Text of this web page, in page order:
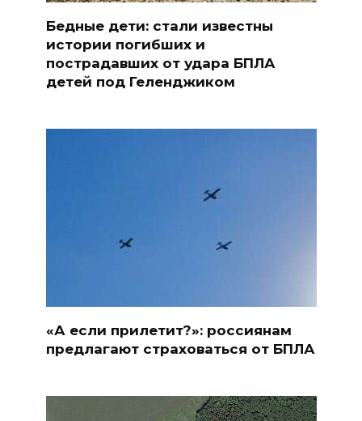
Бедные дети: стали известны
истории погибших и
пострадавших от удара БПЛА
детей под Геленджиком
«А если прилетит?»: россиянам
предлагают страховаться от БПЛА